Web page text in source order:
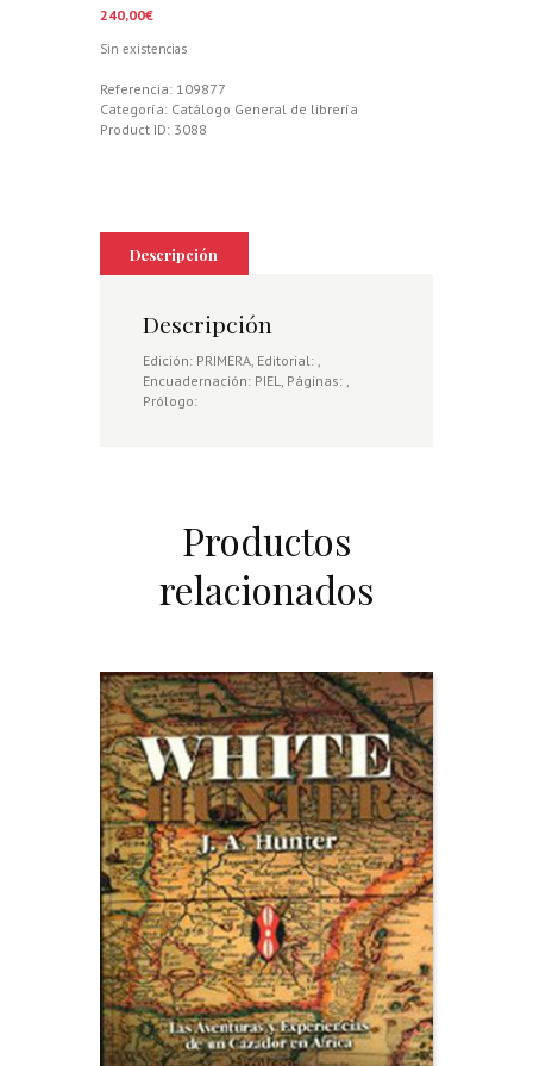
240,00€
Sin existencias
Referencia: 109877
Categoría: Catálogo General de librería
Product ID: 3088
Descripción
Descripción
Edición: PRIMERA, Editorial: ,
Encuadernación: PIEL, Páginas: ,
Prólogo:
Productos
relacionados